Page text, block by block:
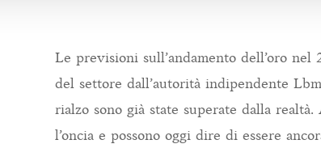
Le previsioni sull’andamento dell’oro
del settore dall’autorità indipendente
rialzo sono già state superate dalla
l’oncia e possono oggi dire di essere